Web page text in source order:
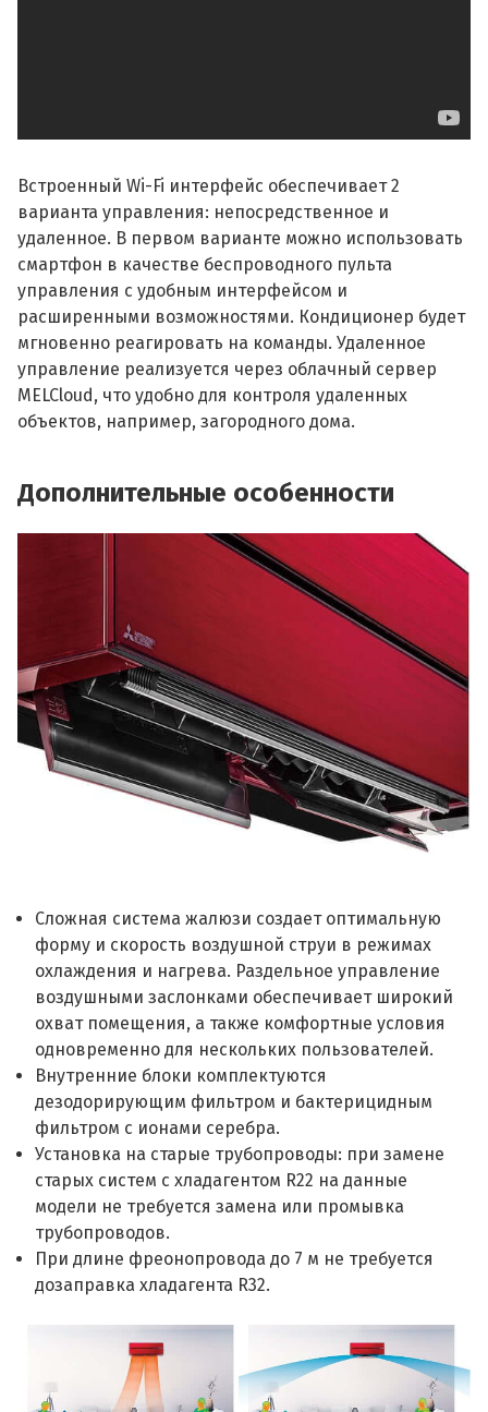
Встроенный Wi-Fi интерфейс обеспечивает 2
варианта управления: непосредственное и
удаленное. В первом варианте можно использовать
смартфон в качестве беспроводного пульта
управления с удобным интерфейсом и
расширенными возможностями. Кондиционер будет
мгновенно реагировать на команды. Удаленное
управление реализуется через облачный сервер
MELCloud, что удобно для контроля удаленных
объектов, например, загородного дома.
Дополнительные особенности
Сложная система жалюзи создает оптимальную
форму и скорость воздушной струи в режимах
охлаждения и нагрева. Раздельное управление
воздушными заслонками обеспечивает широкий
охват помещения, а также комфортные условия
одновременно для нескольких пользователей.
Внутренние блоки комплектуются
дезодорирующим фильтром и бактерицидным
фильтром с ионами серебра.
Установка на старые трубопроводы: при замене
старых систем с хладагентом R22 на данные
модели не требуется замена или промывка
трубопроводов.
При длине фреонопровода до 7 м не требуется
дозаправка хладагента R32.